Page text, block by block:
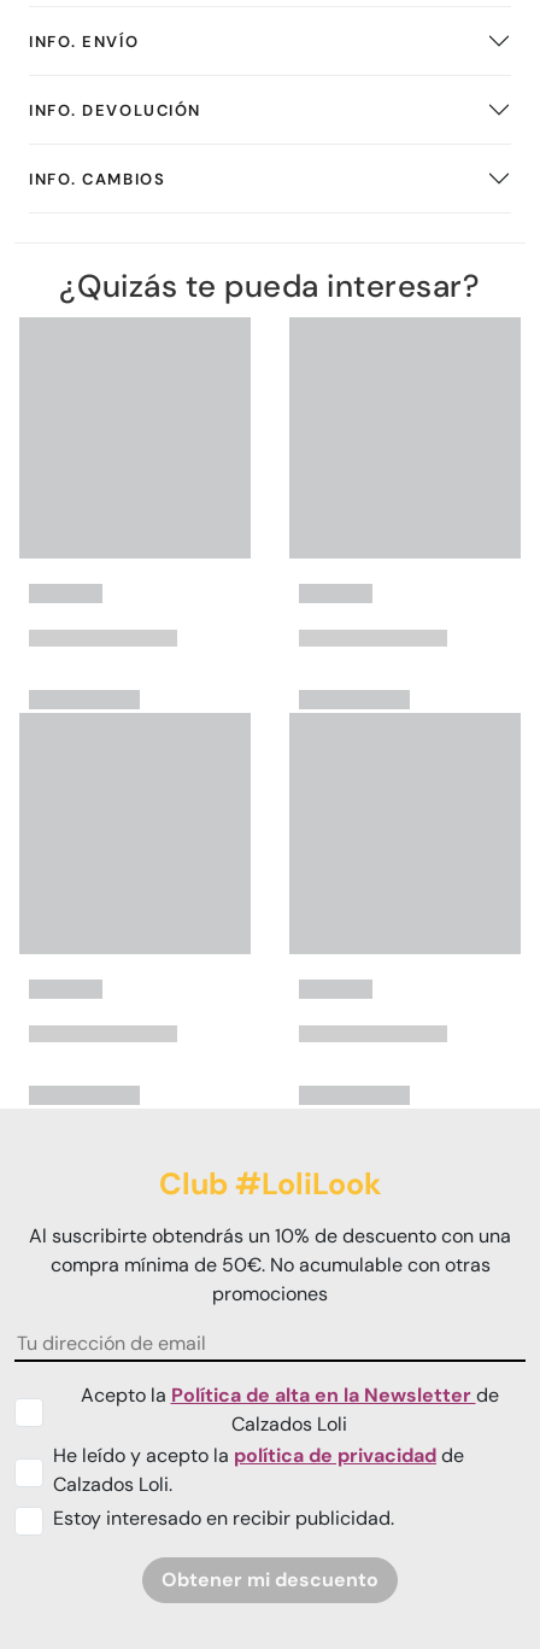
INFO. ENVÍO
INFO. DEVOLUCIÓN
INFO. CAMBIOS
¿Quizás te pueda interesar?
Club #LoliLook
Al suscribirte obtendrás un 10% de descuento con una
compra mínima de 50€. No acumulable con otras
promociones
Acepto la Política de alta en la Newsletterde
Calzados Loli
He leído y acepto la política de privacidadde
Calzados Loli.
Estoy interesado en recibir publicidad.
Obtener mi descuento